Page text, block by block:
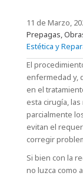
11 de Marzo,
Prepagas,
Estética y
El
enfermedad y,
en el
esta cirugía,
parcialmente
evitan el
corregir
Si bien con la
no luzca como